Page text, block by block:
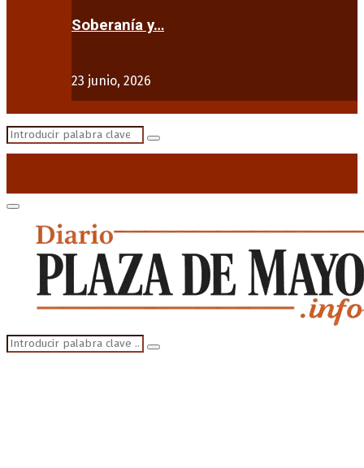
Soberanía y…
23 junio, 2026
Search
Search
Primary
Menu
Search
for:
Search